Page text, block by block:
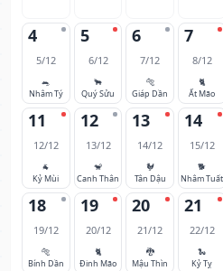
4
5/12
🐀
Nhâm Tý
5
6/12
🐂
Quý Sửu
6
7/12
🐅
Giáp Dần
7
8/12
🐈
Ất Mão
11
12/12
🐐
Kỷ Mùi
12
13/12
🐒
Canh Thân
13
14/12
🐓
Tân Dậu
14
15/12
🐕
Nhâm Tuất
18
19/12
🐅
Bính Dần
19
20/12
🐈
Đinh Mão
20
21/12
🐉
Mậu Thìn
21
22/12
🐍
Kỷ Tỵ